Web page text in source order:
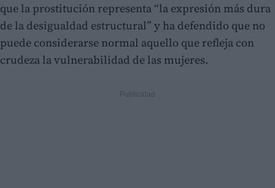
que la prostitución representa “la expresión más dura
de la desigualdad estructural” y ha defendido que no
puede considerarse normal aquello que refleja con
crudeza la vulnerabilidad de las mujeres.